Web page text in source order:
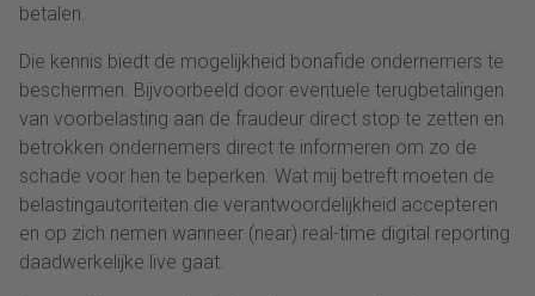
betalen.
Die kennis biedt de mogelijkheid bonafide ondernemers te
beschermen. Bijvoorbeeld door eventuele terugbetalingen
van voorbelasting aan de fraudeur direct stop te zetten en
betrokken ondernemers direct te informeren om zo de
schade voor hen te beperken. Wat mij betreft moeten de
belastingautoriteiten die verantwoordelijkheid accepteren
en op zich nemen wanneer (near) real-time digital reporting
daadwerkelijke live gaat.